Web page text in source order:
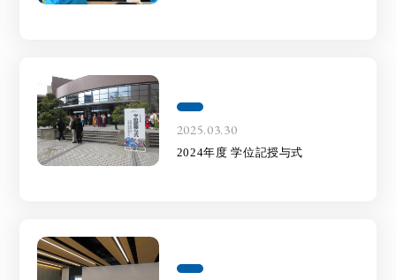
2025.03.30
2024年度 学位記授与式